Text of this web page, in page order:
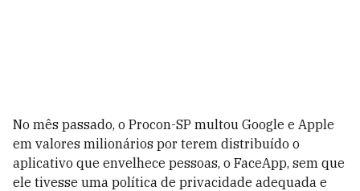
No mês passado, o Procon-SP multou Google e Apple
em valores milionários por terem distribuído o
aplicativo que envelhece pessoas, o FaceApp, sem que
ele tivesse uma política de privacidade adequada e